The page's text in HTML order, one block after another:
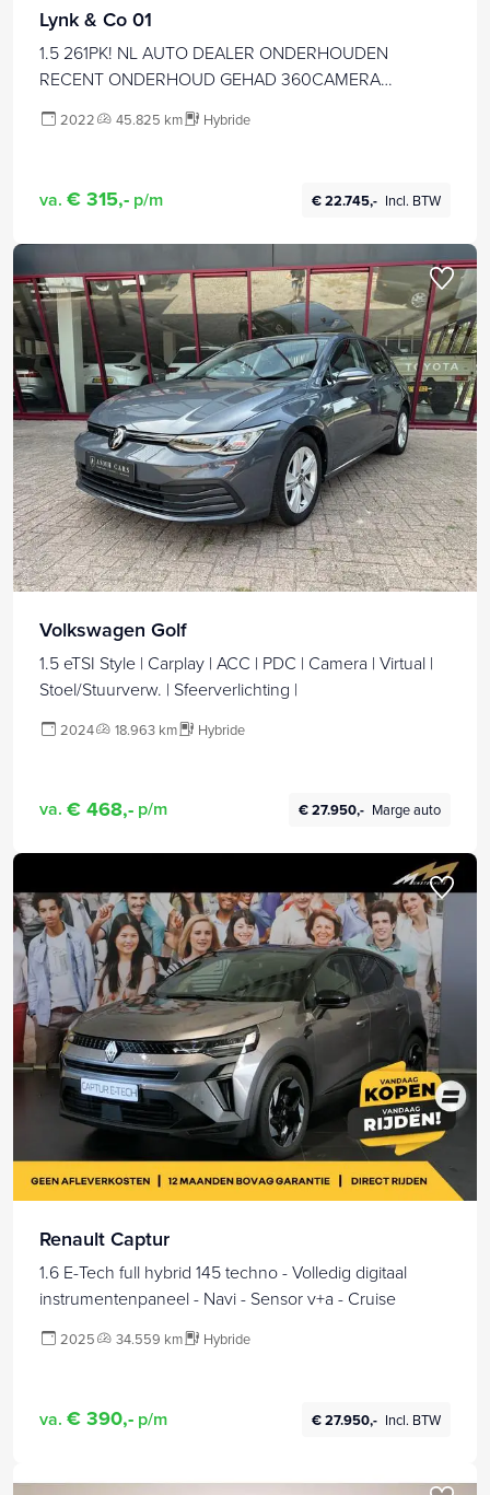
Lynk & Co 01
1.5 261PK! NL AUTO DEALER ONDERHOUDEN
RECENT ONDERHOUD GEHAD 360CAMERA
STOELVERWARMING ADAPTIEVE CRUISE ANDROID-
2022 45.825 km Hybride
va. € 315,- p/m € 22.745,- Incl. BTW
Volkswagen Golf
1.5 eTSI Style | Carplay | ACC | PDC | Camera | Virtual |
Stoel/Stuurverw. | Sfeerverlichting |
2024 18.963 km Hybride
va. € 468,- p/m € 27.950,- Marge auto
Renault Captur
1.6 E-Tech full hybrid 145 techno - Volledig digitaal
instrumentenpaneel - Navi - Sensor v+a - Cruise
2025 34.559 km Hybride
va. € 390,- p/m € 27.950,- Incl. BTW